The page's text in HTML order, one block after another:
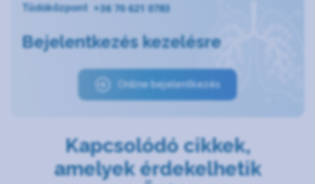
Tüdőközpont +36 70 621 0783
Bejelentkezés kezelésre
Online bejelentkezés
Kapcsolódó cikkek,
amelyek érdekelhetik